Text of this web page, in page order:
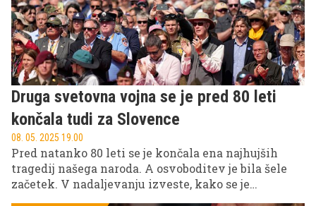
Druga svetovna vojna se je pred 80 leti
končala tudi za Slovence
08. 05. 2025 19.00
Pred natanko 80 leti se je končala ena najhujših
tragedij našega naroda. A osvoboditev je bila šele
začetek. V nadaljevanju izveste, kako se je